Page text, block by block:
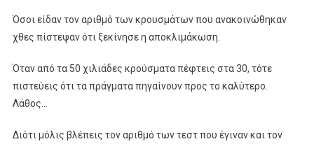
Όσοι είδαν τον αριθμό των κρουσμάτων που ανακοινώθηκαν
χθες πίστεψαν ότι ξεκίνησε η αποκλιμάκωση.
Όταν από τα 50 χιλιάδες κρούσματα πέφτεις στα 30, τότε
πιστεύεις ότι τα πράγματα πηγαίνουν προς το καλύτερο.
Λάθος…
Διότι μόλις βλέπεις τον αριθμό των τεστ που έγιναν και τον